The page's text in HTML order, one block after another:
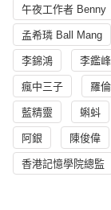
午夜工作者 Benny
孟希璘 Ball Mang
李錦鴻 李鑑峰
瘋中三子 羅
藍精靈 蝌蚪
阿銀 陳俊偉
香港記憶學院總監